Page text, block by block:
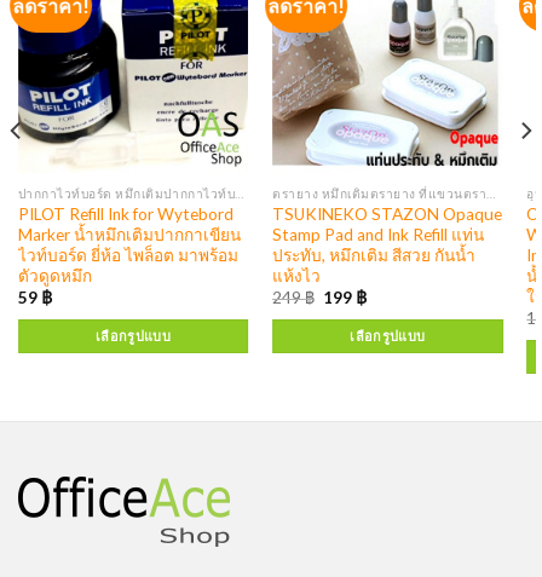
ลดราคา!
PILOT Refill Ink for Wytebord
Marker น้ำหมึกเติมปากกาเขียน
ไวท์บอร์ด ยี่ห้อ ไพล็อต มาพร้อม
ตัวดูดหมึก
59 ฿
เลือกรูปแบบ
ลดราคา!
TSUKINEKO STAZON Opaque
Stamp Pad and Ink Refill แท่น
ประทับ, หมึกเติม สีสวย กันน้ำ
แห้งไว
249฿ 199 ฿
เลือกรูปแบบ
ล
น้
ใ